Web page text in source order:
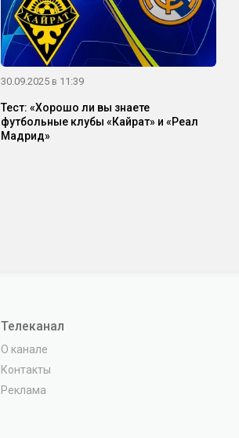
30.09.2025 в 11:39
Тест: «Хорошо ли вы знаете
футбольные клубы «Кайрат» и «Реал
Мадрид»
Телеканал
О канале
Контакты
Реклама